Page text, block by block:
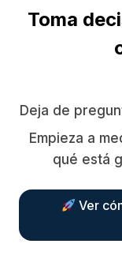
Toma
Deja de
Empieza a
qué está
Ver